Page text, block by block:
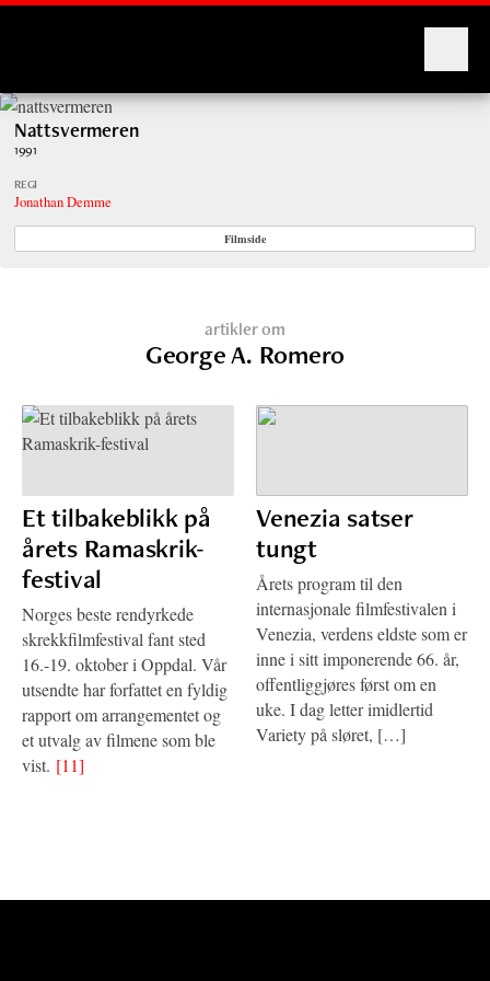
Nattsvermeren
1991
REGI
Jonathan Demme
Filmside
artikler om
George A. Romero
Et tilbakeblikk på
årets Ramaskrik-
festival
Norges beste rendyrkede
skrekkfilmfestival fant sted
16.-19. oktober i Oppdal. Vår
utsendte har forfattet en fyldig
rapport om arrangementet og
et utvalg av filmene som ble
vist. [11]
Venezia satser
tungt
Årets program til den
internasjonale filmfestivalen i
Venezia, verdens eldste som er
inne i sitt imponerende 66. år,
offentliggjøres først om en
uke. I dag letter imidlertid
Variety på sløret, […]